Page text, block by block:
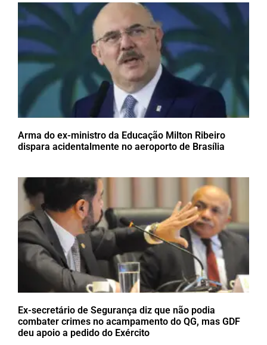
Arma do ex-ministro da Educação Milton Ribeiro
dispara acidentalmente no aeroporto de Brasília
Ex-secretário de Segurança diz que não podia
combater crimes no acampamento do QG, mas GDF
deu apoio a pedido do Exército